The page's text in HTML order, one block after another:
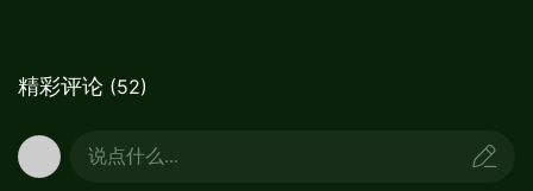
精彩评论 (52)
说点什么...